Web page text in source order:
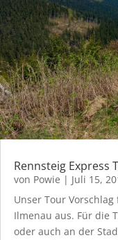
Rennsteig Express
von Powie | Juli 15,
Unser Tour
Ilmenau aus. Für die
oder auch an der